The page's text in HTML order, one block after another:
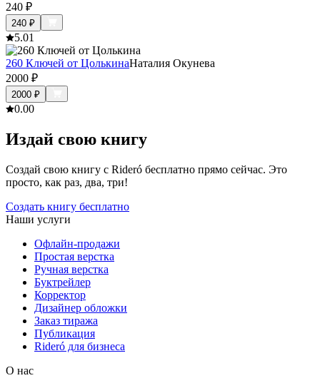
240 ₽
240 ₽
5.01
260 Ключей от ЦолькинаНаталия Окунева
2000 ₽
2000 ₽
0.00
Издай свою книгу
Создай свою книгу с Rideró бесплатно прямо сейчас. Это
просто, как раз, два, три!
Создать книгу бесплатно
Наши услуги
Офлайн-продажи
Простая верстка
Ручная верстка
Буктрейлер
Корректор
Дизайнер обложки
Заказ тиража
Публикация
Rideró для бизнеса
О нас